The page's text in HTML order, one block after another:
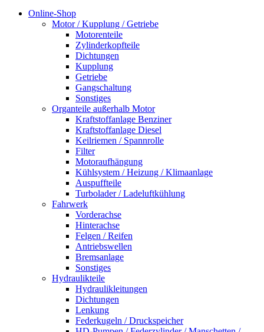
Online-Shop
Motor / Kupplung / Getriebe
Motorenteile
Zylinderkopfteile
Dichtungen
Kupplung
Getriebe
Gangschaltung
Sonstiges
Organteile außerhalb Motor
Kraftstoffanlage Benziner
Kraftstoffanlage Diesel
Keilriemen / Spannrolle
Filter
Motoraufhängung
Kühlsystem / Heizung / Klimaanlage
Auspuffteile
Turbolader / Ladeluftkühlung
Fahrwerk
Vorderachse
Hinterachse
Felgen / Reifen
Antriebswellen
Bremsanlage
Sonstiges
Hydraulikteile
Hydraulikleitungen
Dichtungen
Lenkung
Federkugeln / Druckspeicher